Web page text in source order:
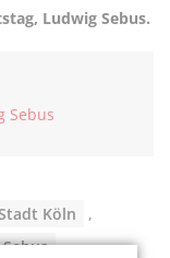
Ludwig Sebus.
Sebus
Köln
,